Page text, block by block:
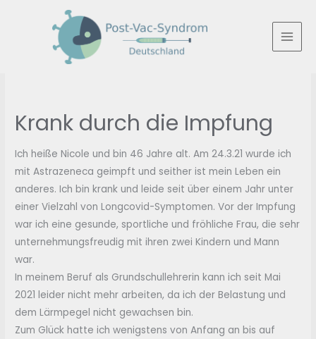
Krank durch die Impfung
Ich heiße Nicole und bin 46 Jahre alt. Am 24.3.21 wurde ich
mit Astrazeneca geimpft und seither ist mein Leben ein
anderes. Ich bin krank und leide seit über einem Jahr unter
einer Vielzahl von Longcovid-Symptomen. Vor der Impfung
war ich eine gesunde, sportliche und fröhliche Frau, die sehr
unternehmungsfreudig mit ihren zwei Kindern und Mann
war.
In meinem Beruf als Grundschullehrerin kann ich seit Mai
2021 leider nicht mehr arbeiten, da ich der Belastung und
dem Lärmpegel nicht gewachsen bin.
Zum Glück hatte ich wenigstens von Anfang an bis auf